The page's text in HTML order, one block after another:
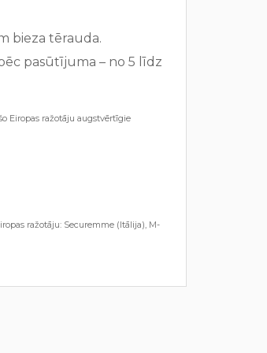
bieza tērauda.
pasūtījuma – no 5 līdz
Eiropas ražotāju augstvērtīgie
ražotāju: Securemme (Itālija), M-